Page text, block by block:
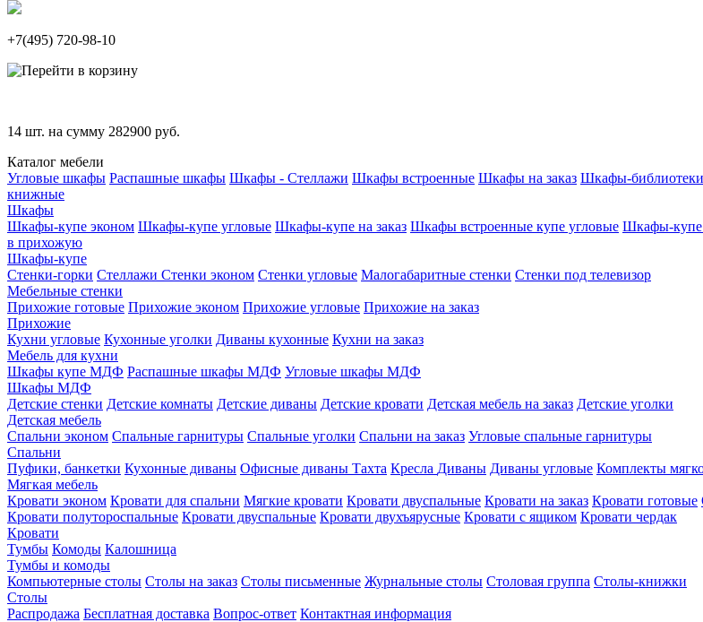
+7(495) 720-98-10
14 шт. на сумму 282900 руб.
Каталог мебели
Угловые шкафы Распашные шкафы Шкафы - Стеллажи Шкафы встроенные Шкафы на заказ Шкафы-библиотеки
книжные
Шкафы
Шкафы-купе эконом Шкафы-купе угловые Шкафы-купе на заказ Шкафы встроенные купе угловые Шкафы-купе
в прихожую
Шкафы-купе
Стенки-горки Стеллажи Стенки эконом Стенки угловые Малогабаритные стенки Стенки под телевизор
Мебельные стенки
Прихожие готовые Прихожие эконом Прихожие угловые Прихожие на заказ
Прихожие
Кухни угловые Кухонные уголки Диваны кухонные Кухни на заказ
Мебель для кухни
Шкафы купе МДФ Распашные шкафы МДФ Угловые шкафы МДФ
Шкафы МДФ
Детские стенки Детские комнаты Детские диваны Детские кровати Детская мебель на заказ Детские уголки
Детская мебель
Спальни эконом Спальные гарнитуры Спальные уголки Спальни на заказ Угловые спальные гарнитуры
Спальни
Пуфики, банкетки Кухонные диваны Офисные диваны Тахта Кресла Диваны Диваны угловые Комплекты
Мягкая мебель
Кровати эконом Кровати для спальни Мягкие кровати Кровати двуспальные Кровати на заказ Кровати готовые
Кровати полутороспальные Кровати двуспальные Кровати двухъярусные Кровати с ящиком Кровати чердак
Кровати
Тумбы Комоды Калошница
Тумбы и комоды
Компьютерные столы Столы на заказ Столы письменные Журнальные столы Столовая группа Столы-книжки
Столы
Распродажа Бесплатная доставка Вопрос-ответ Контактная информация